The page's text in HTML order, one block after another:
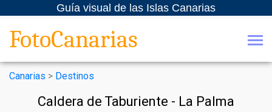
Guía visual de las Islas Canarias
FotoCanarias
Canarias > Destinos
Caldera de Taburiente - La Palma